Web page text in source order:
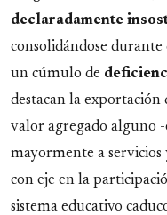
declaradamente
consolidándose durante
un cúmulo de
destacan la exportación
valor agregado alguno
mayormente a
con eje en la
sistema educativo